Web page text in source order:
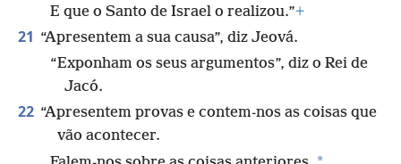
E que o Santo de Israel o realizou.”+
21 “Apresentem a sua causa”, diz Jeová.
“Exponham os seus argumentos”, diz o Rei de
Jacó.
22 “Apresentem provas e contem-nos as coisas que
vão acontecer.